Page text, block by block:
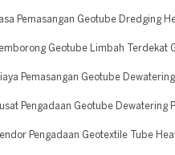
Pemasangan Geotube Dredging
Geotube Limbah Terdekat
Pemasangan Geotube
Pengadaan Geotube Dewatering
Pengadaan Geotextile Tube